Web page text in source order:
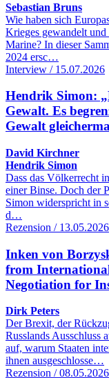
Sebastian Bruns
Wie haben sich
Krieges gewandelt
Marine? In dieser
2024 ersc…
Interview / 15.07.2026
Hendrik Simon:
Gewalt. Es
Gewalt
David Kirchner
Hendrik Simon
Dass das Völkerrecht
einer Binse. Doch der
Simon widerspricht in
d…
Rezension / 13.05.2026
Inken von
from
Negotiation for
Dirk Peters
Der Brexit, der
Russlands Ausschluss
auf, warum Staaten
ihnen ausgeschlosse…
Rezension / 08.05.2026